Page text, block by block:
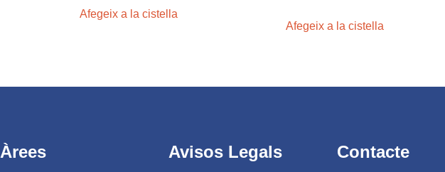
Afegeix a la cistella
Afegeix a la cistella
Àrees Avisos Legals Contacte